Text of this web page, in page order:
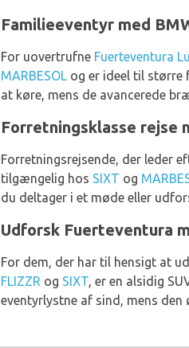
Familieeventyr med
For uovertrufne Fuerteventura
MARBESOL og er ideel til større
at køre, mens de avancerede
Forretningsklasse rejse
Forretningsrejsende, der leder
tilgængelig hos SIXT og
du deltager i et møde eller
Udforsk Fuerteventura
For dem, der har til hensigt at
FLIZZR og SIXT, er en alsidig
eventyrlystne af sind, mens